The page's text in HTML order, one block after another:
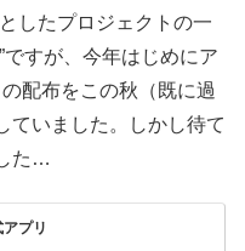
したプロジェクトの一
”ですが、今年はじめにア
配布をこの秋（既に過
ていました。しかし待て
た…
プリ